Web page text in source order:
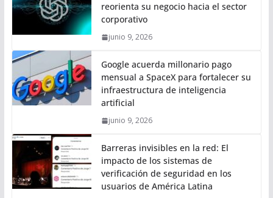
reorienta su negocio hacia el sector
corporativo
junio 9, 2026
Google acuerda millonario pago
mensual a SpaceX para fortalecer su
infraestructura de inteligencia
artificial
junio 9, 2026
Barreras invisibles en la red: El
impacto de los sistemas de
verificación de seguridad en los
usuarios de América Latina